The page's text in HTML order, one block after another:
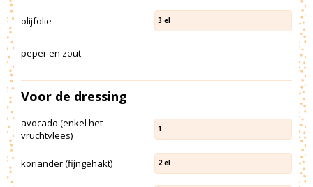
olijfolie 3 el
peper en zout
Voor de dressing
avocado (enkel het
vruchtvlees)
1
koriander (fijngehakt) 2 el